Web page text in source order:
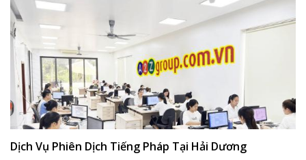
Dịch Vụ Phiên Dịch Tiếng Pháp Tại Hải Dương